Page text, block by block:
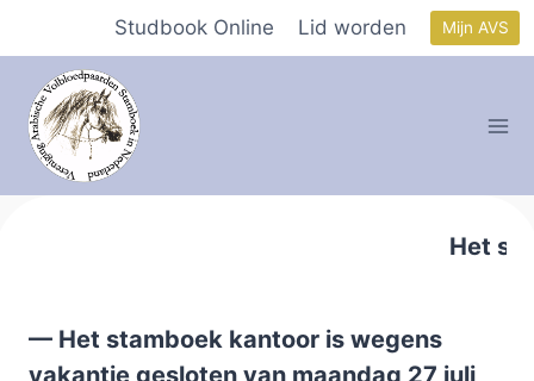
inhoud
Studbook Online Lid worden Mijn AVS
Het
— Het stamboek kantoor is wegens
vakantie gesloten van maandag 27 juli